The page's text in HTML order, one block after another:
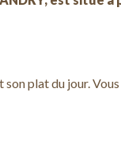
plat du jour.